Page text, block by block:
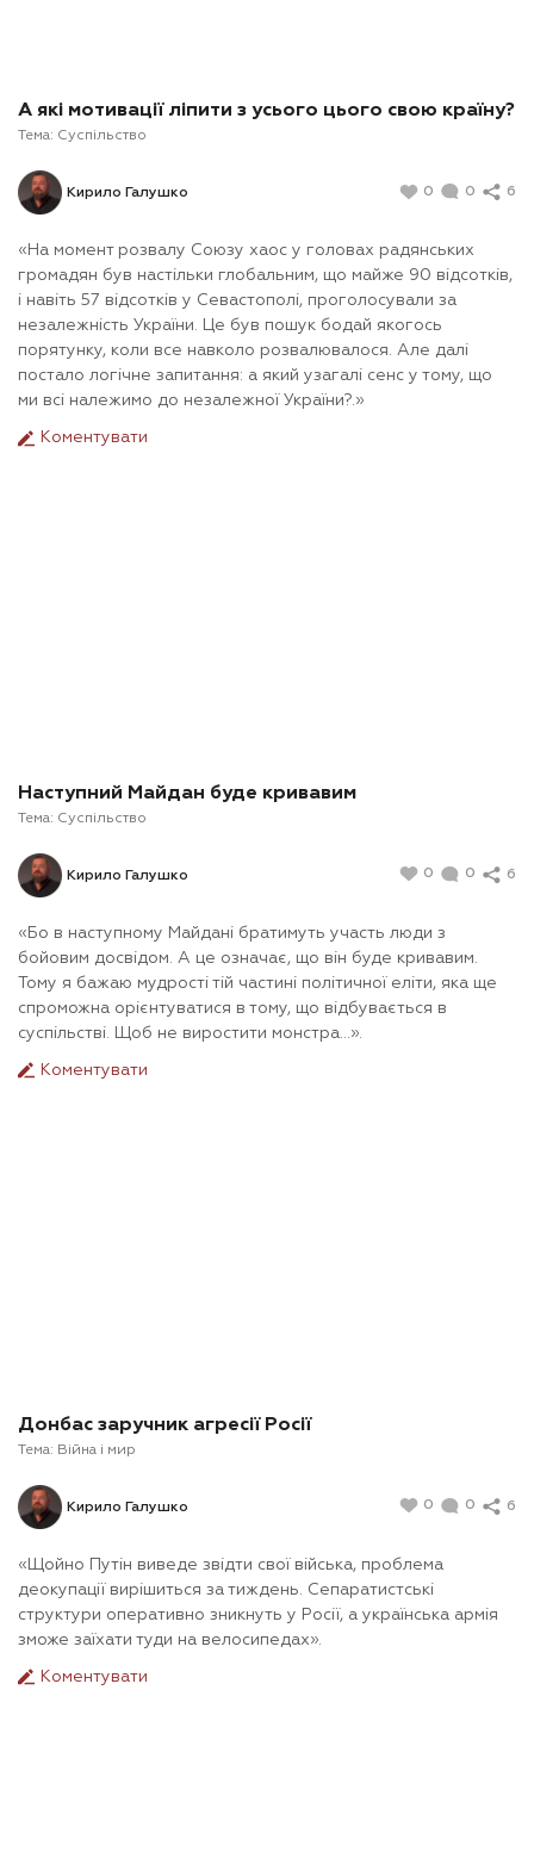
А які мотивації ліпити з усього цього свою країну?
Тема: Суспільство
Кирило Галушко 0 0 6
«На момент розвалу Союзу хаос у головах радянських
громадян був настільки глобальним, що майже 90 відсотків,
і навіть 57 відсотків у Севастополі, проголосували за
незалежність України. Це був пошук бодай якогось
порятунку, коли все навколо розвалювалося. Але далі
постало логічне запитання: а який узагалі сенс у тому, що
ми всі належимо до незалежної України?.»
Коментувати
Наступний Майдан буде кривавим
Тема: Суспільство
Кирило Галушко 0 0 6
«Бо в наступному Майдані братимуть участь люди з
бойовим досвідом. А це означає, що він буде кривавим.
Тому я бажаю мудрості тій частині політичної еліти, яка ще
спроможна орієнтуватися в тому, що відбувається в
суспільстві. Щоб не виростити монстра…».
Коментувати
Донбас заручник агресії Росії
Тема: Війна і мир
Кирило Галушко 0 0 6
«Щойно Путін виведе звідти свої війська, проблема
деокупації вирішиться за тиждень. Сепаратистські
структури оперативно зникнуть у Росії, а українська армія
зможе заїхати туди на велосипедах».
Коментувати